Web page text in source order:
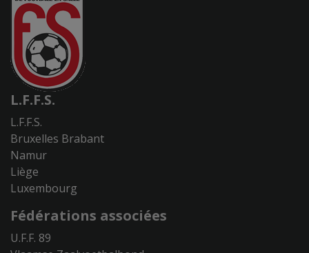
L.F.F.S.
L.F.F.S.
Bruxelles Brabant
Namur
Liège
Luxembourg
Fédérations associées
U.F.F. 89